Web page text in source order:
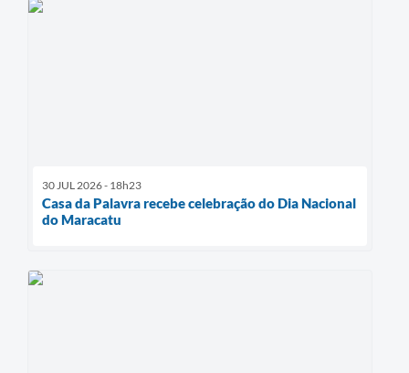
30 JUL 2026 - 18h23
Casa da Palavra recebe celebração do Dia Nacional
do Maracatu